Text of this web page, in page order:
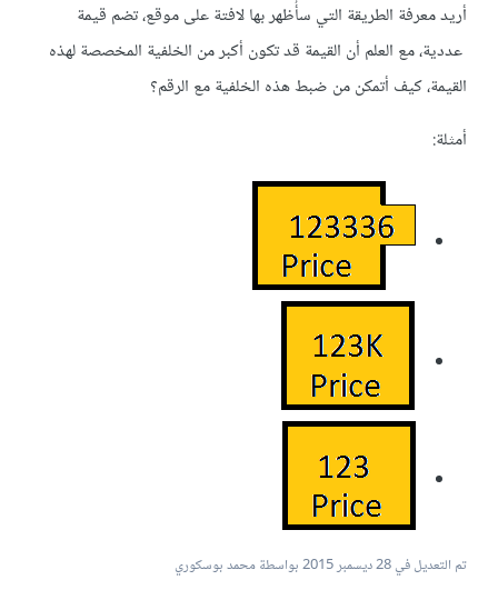
أريد معرفة الطريقة التي سأُظهر بها لافتة على موقع، تضم قيمة
عددية، مع العلم أن القيمة قد تكون أكبر من الخلفية المخصصة لهذه
القيمة، كيف أتمكن من ضبط هذه الخلفية مع الرقم؟
أمثلة:
تم التعديل في28 ديسمبر 2015 بواسطة محمد بوسكوري